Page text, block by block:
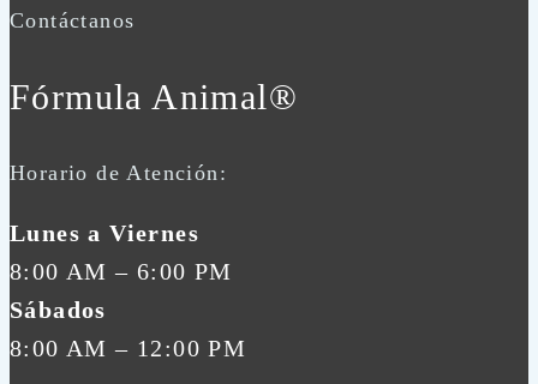
Contáctanos
Fórmula Animal®
Horario de Atención:
Lunes a Viernes
8:00 AM – 6:00 PM
Sábados
8:00 AM – 12:00 PM